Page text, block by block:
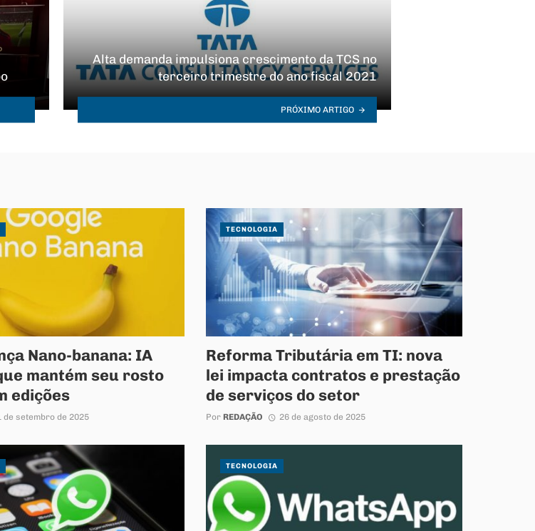
Alta demanda impulsiona crescimento da TCS no
terceiro trimestre do ano fiscal 2021
PRÓXIMO ARTIGO
Nano-banana: IA
mantém seu rosto
edições
de setembro de 2025
Reforma Tributária em TI: nova
lei impacta contratos e prestação
de serviços do setor
Por REDAÇÃO 26 de agosto de 2025
TECNOLOGIA
TECNOLOGIA